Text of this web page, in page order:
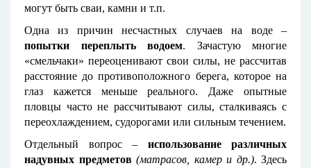
могут быть сваи, камни и т.п.
Одна из причин несчастных случаев на воде –
попытки переплыть водоем. Зачастую многие
«смельчаки» переоценивают свои силы, не рассчитав
расстояние до противоположного берега, которое на
глаз кажется меньше реального. Даже опытные
пловцы часто не рассчитывают силы, сталкиваясь с
переохлаждением, судорогами или сильным течением.
Отдельный вопрос – использование различных
надувных предметов (матрасов, камер и др.). Здесь